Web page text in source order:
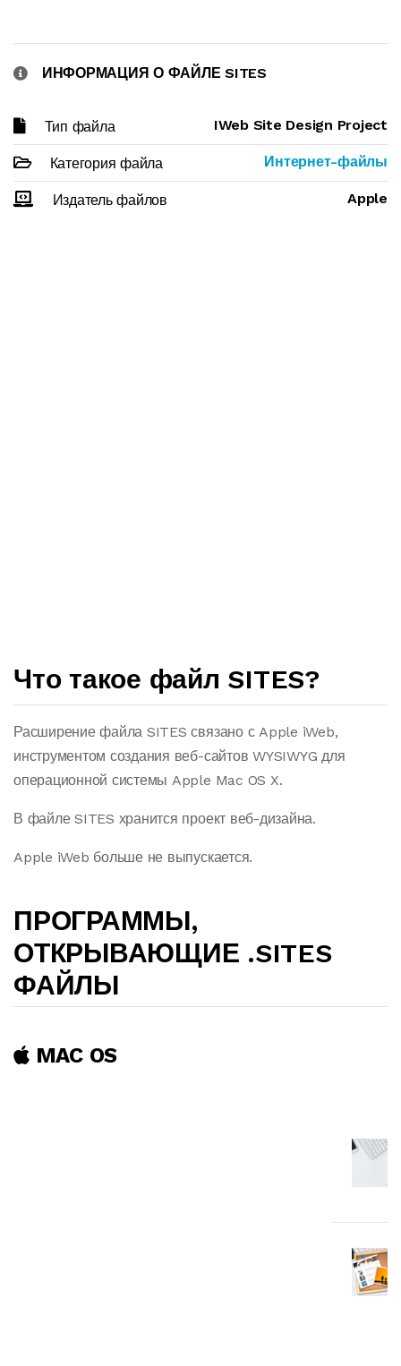
ИНФОРМАЦИЯ О ФАЙЛЕ SITES
Тип файла IWeb Site Design Project
Категория файла Интернет-файлы
Издатель файлов Apple
Что такое файл SITES?
Расширение файла SITES связано с Apple iWeb,
инструментом создания веб-сайтов WYSIWYG для
операционной системы Apple Mac OS X.
В файле SITES хранится проект веб-дизайна.
Apple iWeb больше не выпускается.
ПРОГРАММЫ,
ОТКРЫВАЮЩИЕ .SITES
ФАЙЛЫ
MAC OS